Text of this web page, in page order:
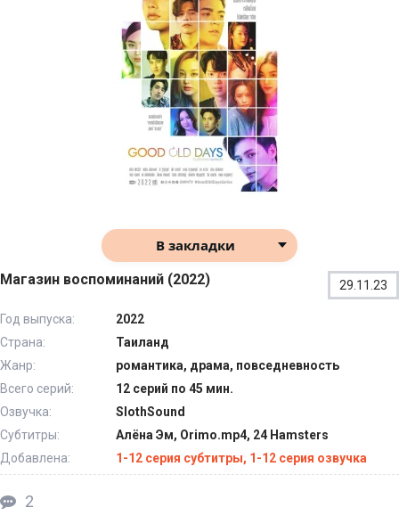
В закладки
Магазин воспоминаний (2022) 29.11.23
Год выпуска:
2022
Страна:
Таиланд
Жанр:
романтика, драма, повседневность
Всего серий:
12 серий по 45 мин.
Озвучка:
SlothSound
Субтитры:
Алёна Эм, Orimo.mp4, 24 Hamsters
Добавлена:
1-12 серия субтитры, 1-12 серия озвучка
2